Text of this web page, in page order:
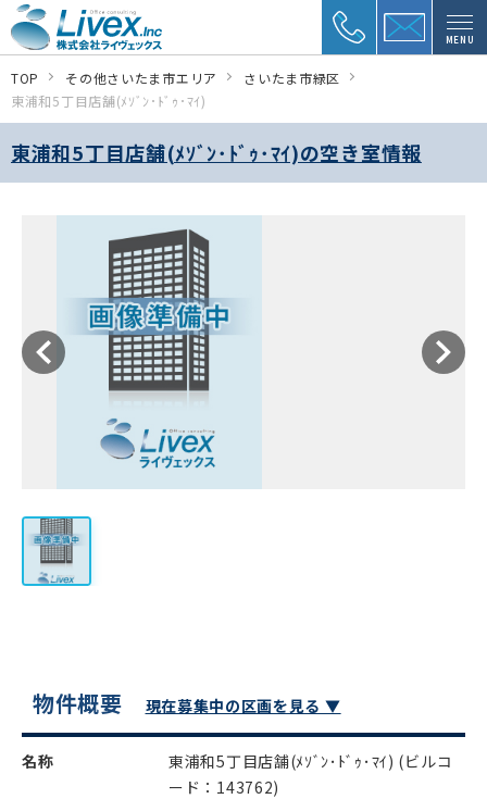
MENU
TOP その他さいたま市エリア
さいたま市緑区
東浦和5丁目店舗(ﾒｿﾞﾝ･ﾄﾞｩ･ﾏｲ)
東浦和5丁目店舗(ﾒｿﾞﾝ･ﾄﾞｩ･ﾏｲ)の空き室情報
物件概要 現在募集中の区画を見る ▼
名称 東浦和5丁目店舗(ﾒｿﾞﾝ･ﾄﾞｩ･ﾏｲ) (ビルコ
ード：143762)